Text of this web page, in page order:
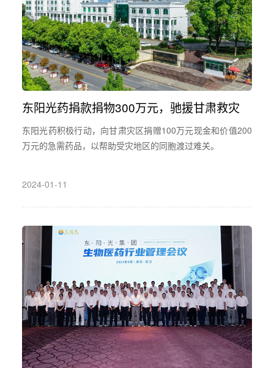
东阳光药捐款捐物300万元，驰援甘肃救灾
东阳光药积极行动，向甘肃灾区捐赠100万元现金和价值200
万元的急需药品，以帮助受灾地区的同胞渡过难关。
2024-01-11